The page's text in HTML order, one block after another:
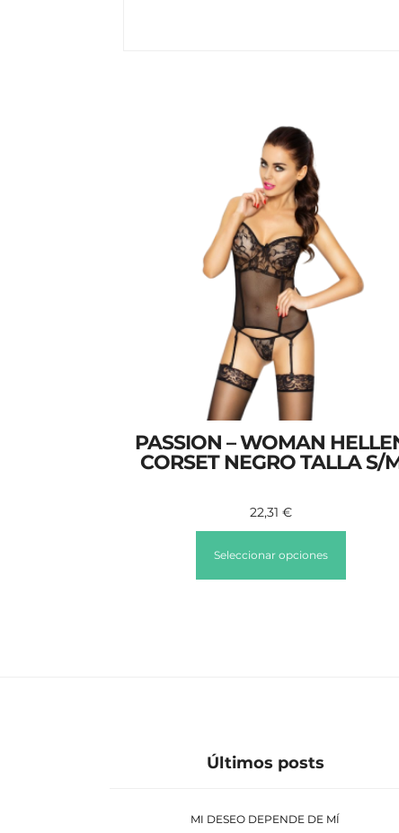
PASSION – WOMAN
CORSET NEGRO TALLA S/
22,31 €
Seleccionar opciones
Últimos posts
MI DESEO DEPENDE DE MÍ